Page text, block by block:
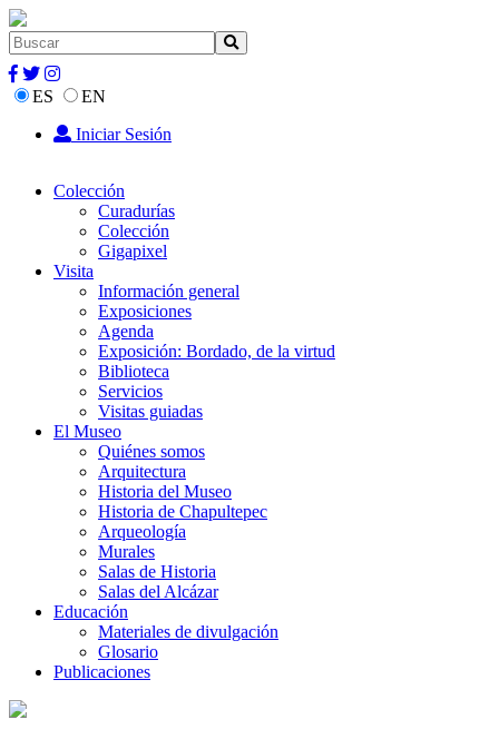
ES
EN
Iniciar Sesión
Colección
Curadurías
Colección
Gigapixel
Visita
Información general
Exposiciones
Agenda
Exposición: Bordado, de la virtud
Biblioteca
Servicios
Visitas guiadas
El Museo
Quiénes somos
Arquitectura
Historia del Museo
Historia de Chapultepec
Arqueología
Murales
Salas de Historia
Salas del Alcázar
Educación
Materiales de divulgación
Glosario
Publicaciones